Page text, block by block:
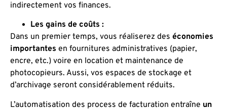
indirectement vos finances.
Les gains de coûts :
Dans un premier temps, vous réaliserez des économies
importantes en fournitures administratives (papier,
encre, etc.) voire en location et maintenance de
photocopieurs. Aussi, vos espaces de stockage et
d’archivage seront considérablement réduits.
L’automatisation des process de facturation entraîne un